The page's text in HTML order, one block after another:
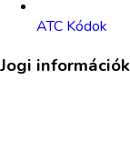
ATC Kódok
Jogi információk